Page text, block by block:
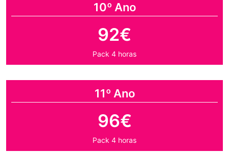
10º Ano
92€
Pack 4 horas
11º Ano
96€
Pack 4 horas